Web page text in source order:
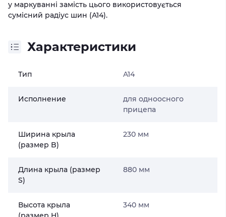
у маркуванні замість цього використовується
сумісний радіус шин (A14).
Характеристики
Тип A14
Исполнение
для одноосного
прицепа
Ширина крыла
(размер B)
230 мм
Длина крыла (размер
S)
880 мм
Высота крыла
340 мм